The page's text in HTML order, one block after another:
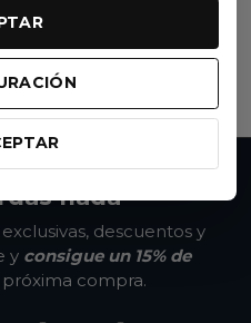
nada
descuentos y
y consigue un 15% de
compra.